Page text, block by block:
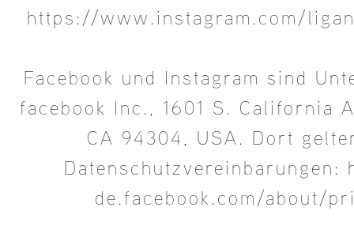
https://www.instagram.com/
Facebook und Instagram sind
facebook Inc., 1601 S. California
CA 94304, USA. Dort
de.facebook.com/about/